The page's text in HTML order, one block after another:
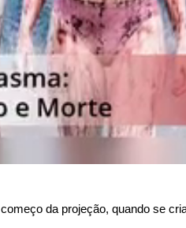
da projeção, quando se